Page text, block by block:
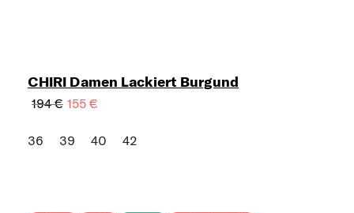
CHIRI Damen Lackiert Burgund
194 € 155 €
36 39 40 42